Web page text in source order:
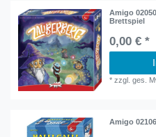
Amigo
Brettspiel
0,00 € *
*zzgl. ges.
Amigo